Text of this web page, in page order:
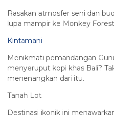
Rasakan atmosfer seni dan
lupa mampir ke Monkey
Kintamani
Menikmati pemandangan
menyeruput kopi khas Bali?
menenangkan dari itu.
Tanah Lot
Destinasi ikonik ini